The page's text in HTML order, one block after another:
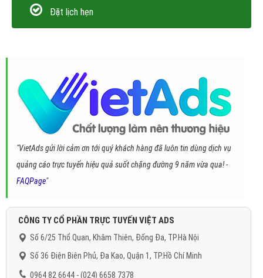
Đặt lịch hẹn
"VietAds gửi lời cảm ơn tới quý khách hàng đã luôn tin dùng dịch vụ
quảng cáo trực tuyến hiệu quả suốt chặng đường 9 năm vừa qua! -
FAQPage"
CÔNG TY CỔ PHẦN TRỰC TUYẾN VIỆT ADS
Số 6/25 Thổ Quan, Khâm Thiên, Đống Đa, TP.Hà Nội
Số 36 Điện Biên Phủ, Đa Kao, Quận 1, TP.Hồ Chí Minh
0964 82 6644 - (024) 6658 7378